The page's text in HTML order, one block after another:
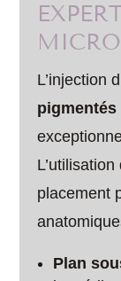
L’injection
pigmentés
placement
Plan